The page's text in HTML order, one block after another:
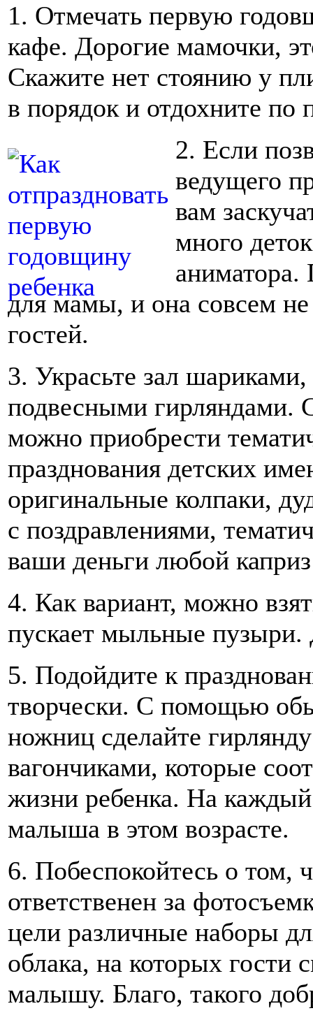
1. Отмечать первую
кафе. Дорогие мамочки,
Скажите нет стоянию у
в порядок и отдохните по
2. Если
ведущего
вам
много
аниматора.
для мамы, и она совсем не
гостей.
3. Украсьте зал
подвесными гирляндами.
можно приобрести
празднования детских
оригинальные колпаки,
с поздравлениями,
ваши деньги любой
4. Как вариант, можно
пускает мыльные пузыри.
5. Подойдите к
творчески. С помощью
ножниц сделайте
вагончиками, которые
жизни ребенка. На
малыша в этом возрасте.
6. Побеспокойтесь о том,
ответственен за
цели различные наборы
облака, на которых гости
малышу. Благо, такого